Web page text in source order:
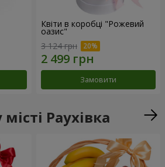
Квіти в коробці "Рожевий
оазис"
3 124 грн
Замовити
Раухівка